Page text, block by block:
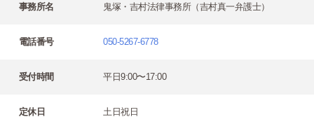
事務所名 鬼塚・吉村法律事務所（吉村真一弁護士）
電話番号 050-5267-6778
受付時間 平日9:00〜17:00
定休日 土日祝日